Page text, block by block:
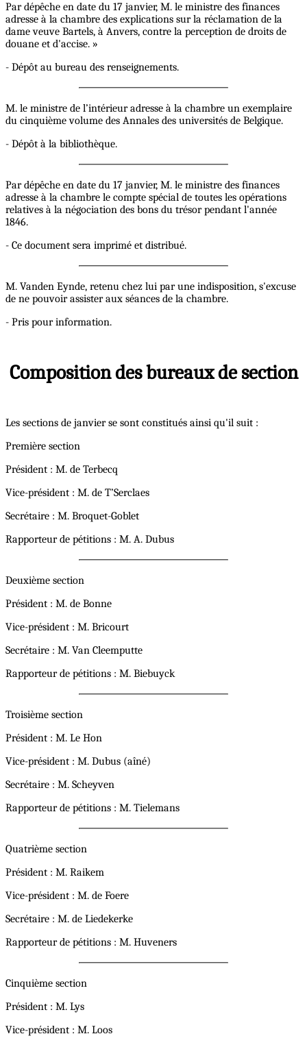
Par dépêche en date du 17 janvier, M. le ministre des finances
adresse à la chambre des explications sur la réclamation de la
dame veuve Bartels, à Anvers, contre la perception de droits de
douane et d'accise. »
- Dépôt au bureau des renseignements.
M. le ministre de l’intérieur adresse à la chambre un exemplaire
du cinquième volume des Annales des universités de Belgique.
- Dépôt à la bibliothèque.
Par dépêche en date du 17 janvier, M. le ministre des finances
adresse à la chambre le compte spécial de toutes les opérations
relatives à la négociation des bons du trésor pendant l'année
1846.
- Ce document sera imprimé et distribué.
M. Vanden Eynde, retenu chez lui par une indisposition, s'excuse
de ne pouvoir assister aux séances de la chambre.
- Pris pour information.
Composition des bureaux de section
Les sections de janvier se sont constitués ainsi qu'il suit :
Première section
Président : M. de Terbecq
Vice-président : M. de T’Serclaes
Secrétaire : M. Broquet-Goblet
Rapporteur de pétitions : M. A. Dubus
Deuxième section
Président : M. de Bonne
Vice-président : M. Bricourt
Secrétaire : M. Van Cleemputte
Rapporteur de pétitions : M. Biebuyck
Troisième section
Président : M. Le Hon
Vice-président : M. Dubus (aîné)
Secrétaire : M. Scheyven
Rapporteur de pétitions : M. Tielemans
Quatrième section
Président : M. Raikem
Vice-président : M. de Foere
Secrétaire : M. de Liedekerke
Rapporteur de pétitions : M. Huveners
Cinquième section
Président : M. Lys
Vice-président : M. Loos